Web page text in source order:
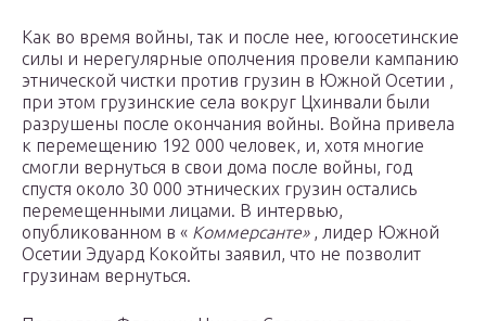
Как во время войны, так и после нее, югоосетинские
силы и нерегулярные ополчения провели кампанию
этнической чистки против грузин в Южной Осетии ,
при этом грузинские села вокруг Цхинвали были
разрушены после окончания войны. Война привела
к перемещению 192 000 человек, и, хотя многие
смогли вернуться в свои дома после войны, год
спустя около 30 000 этнических грузин остались
перемещенными лицами. В интервью,
опубликованном в « Коммерсанте» , лидер Южной
Осетии Эдуард Кокойты заявил, что не позволит
грузинам вернуться.